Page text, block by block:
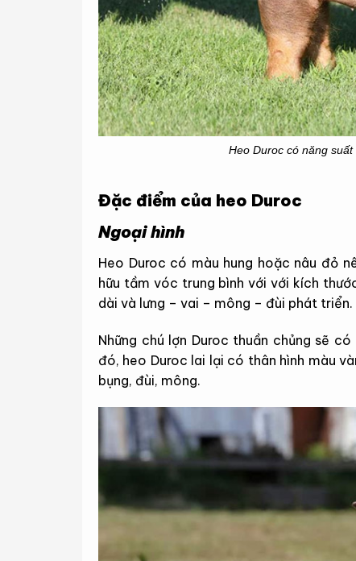
Heo Duroc có năng
Đặc điểm của heo Duroc
Ngoại hình
Heo Duroc có màu hung hoặc nâu đỏ
hữu tầm vóc trung bình với với kích
dài và lưng – vai – mông – đùi phát triển.
Những chú lợn Duroc thuần chủng sẽ
đó, heo Duroc lai lại có thân hình màu
bụng, đùi, mông.